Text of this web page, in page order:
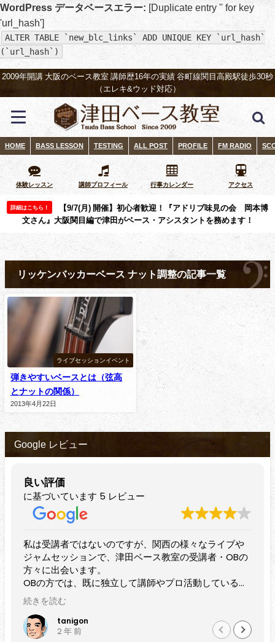
WordPress データベースエラー: [Duplicate entry '' for key
'url_hash']
ALTER TABLE `new_blc_links` ADD UNIQUE KEY `url_hash`
(`url_hash`)
2009年開講 大阪のベース教室 講師歴16年の実績 谷町線関目高殿駅徒歩30秒
（エレキ&ウッド対応）
HOME BASS LESSON TESTING ALL POST PROFILE FM RADIO
体験レッスン 講師プロフィール 行事カレンダー アクセス
詳細はこちら！
【9/7(月) 開催】初心者歓迎！『アドリブ味見の会 岡本博
文さん』大阪関目編で津田がベース・アシスタントを務めます！
リッケンバッカーベース ナット調整の記事一覧
ライブセッションイベント
弾きやすいベースとは（弦高
とナットの関係）
2013年4月22日
Google レビュー
良い評価
に基づいています 5 レビュー
すが、関西の様々なライブや
田ベース教室の受講者・OBの
て講師やプロ活動している方
、現役で受講中の方も初心
アップされているのをセッ
奏で感じます。
力、と感じます。
すばらしいベーシストです
プレイヤーのみならず長き
近隣でベースを始めてみよ
方にもぜひおすすめしたい
黒田雅之
2 年 前